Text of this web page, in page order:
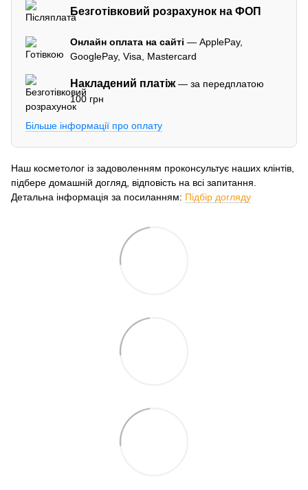
Безготівковий розрахунок на ФОП
Онлайн оплата на сайті — ApplePay,
GooglePay, Visa, Mastercard
Накладений платіж— за передплатою
100 грн
Більше інформації про оплату
Наш косметолог із задоволенням проконсультує наших клінтів,
підбере домашній догляд, відповість на всі запитання.
Детальна інформація за посиланням: Підбір догляду